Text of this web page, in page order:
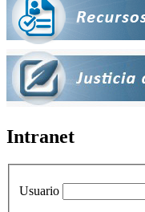
Intranet
Usuario